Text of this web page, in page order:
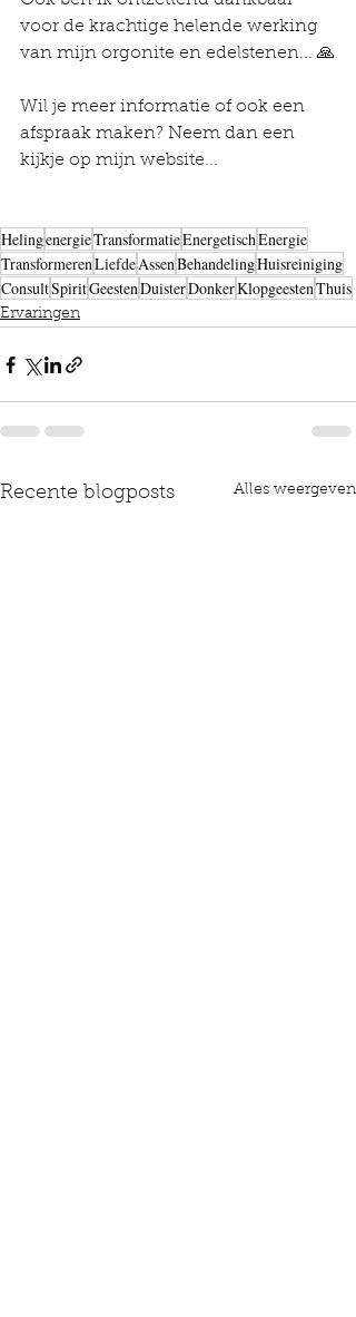
voor de krachtige helende werking
van mijn orgonite en edelstenen... 🙏
Wil je meer informatie of ook een
afspraak maken? Neem dan een
kijkje op mijn website...
HelingenergieTransformatieEnergetischEnergie
TransformerenLiefdeAssenBehandelingHuisreiniging
ConsultSpiritGeestenDuisterDonkerKlopgeestenThuis
Ervaringen
Recente blogposts Alles weergeven